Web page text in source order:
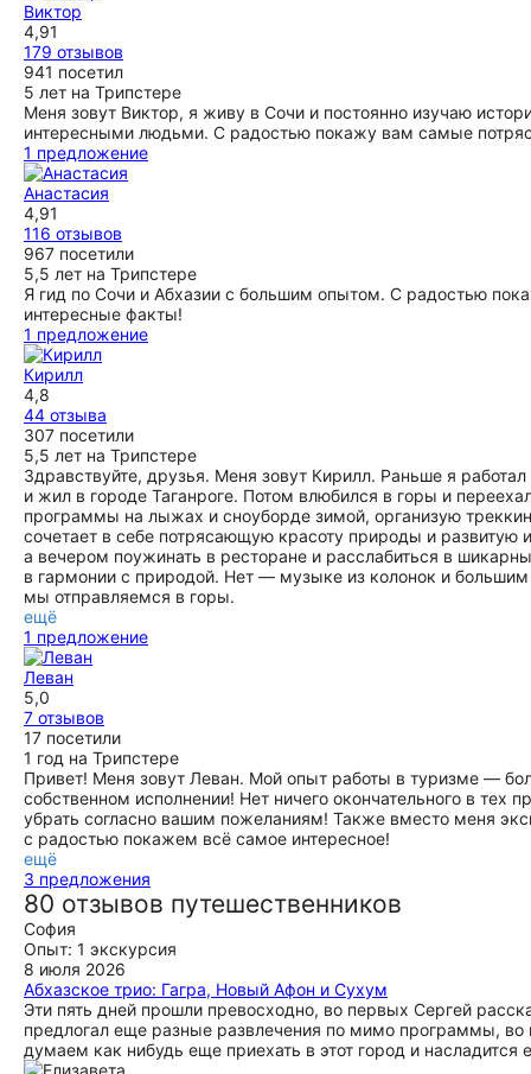
Виктор
4,91
179 отзывов
941 посетил
5 лет на Трипстере
Меня зовут Виктор, я живу в Сочи и постоянно изучаю
интересными людьми. С радостью покажу вам самые
1 предложение
Анастасия
4,91
116 отзывов
967 посетили
5,5 лет на Трипстере
Я гид по Сочи и Абхазии с большим опытом. С радостью
интересные факты!
1 предложение
Кирилл
4,8
44 отзыва
307 посетили
5,5 лет на Трипстере
Здравствуйте, друзья. Меня зовут Кирилл. Раньше я
и жил в городе Таганроге. Потом влюбился в горы и
программы на лыжах и сноуборде зимой, организую
сочетает в себе потрясающую красоту природы и
а вечером поужинать в ресторане и расслабиться в
в гармонии с природой. Нет — музыке из колонок и
мы отправляемся в горы.
ещё
1 предложение
Леван
5,0
7 отзывов
17 посетили
1 год на Трипстере
Привет! Меня зовут Леван. Мой опыт работы в туризме —
собственном исполнении! Нет ничего окончательного в тех
убрать согласно вашим пожеланиям! Также вместо меня
с радостью покажем всё самое интересное!
ещё
3 предложения
80 отзывов путешественников
София
Опыт: 1 экскурсия
8 июля 2026
Абхазское трио: Гагра, Новый Афон и Сухум
Эти пять дней прошли превосходно, во первых Сергей
предлогал еще разные развлечения по мимо программы,
думаем как нибудь еще приехать в этот город и